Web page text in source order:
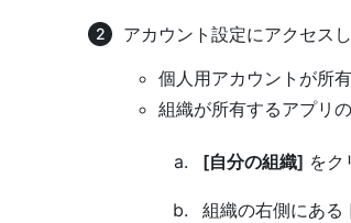
アカウント設定にアクセスし
個人用アカウントが所
組織が所有するアプリ
[自分の組織] をク
組織の右側にある